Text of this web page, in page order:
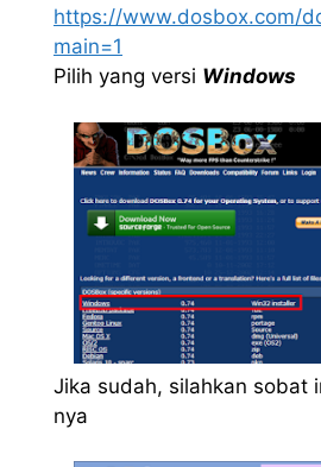
https://www.dosbox.com/
main=1
Pilih yang versi Windows
Jika sudah, silahkan sobat
nya